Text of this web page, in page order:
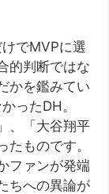
でMVPに選
的判断ではな
かを鑑みてい
ったDH。
、「大谷翔平
ものです。
ファンが発端
ちへの異論が